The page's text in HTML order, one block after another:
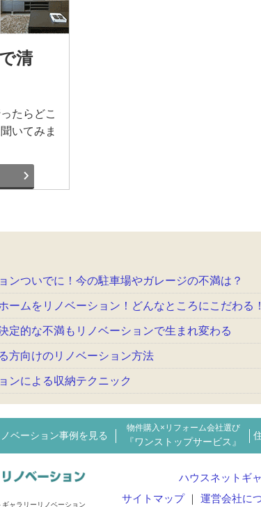
清
たらどこ
いてみま
ンついでに！今の駐車場やガレージの不満は？
ームをリノベーション！どんなところにこだわる
定的な不満もリノベーションで生まれ変わる
方向けのリノベーション方法
ンによる収納テクニック
ノベーション事例を見る
物件購入×リフォーム会社選び
『ワンストップサービス』
ャラリーリノベーション
ハウスネットギ
サイトマップ
運営会社に